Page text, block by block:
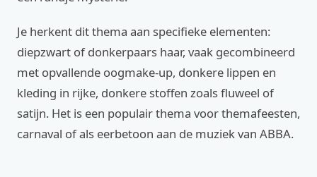
Je herkent dit thema aan specifieke elementen:
diepzwart of donkerpaars haar, vaak gecombineerd
met opvallende oogmake-up, donkere lippen en
kleding in rijke, donkere stoffen zoals fluweel of
satijn. Het is een populair thema voor themafeesten,
carnaval of als eerbetoon aan de muziek van ABBA.